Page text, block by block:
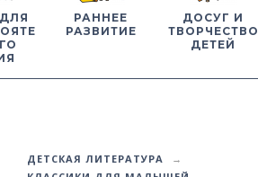
РАННЕЕ
РАЗВИТИЕ
ДОСУГ И
ТВОРЧЕСТВО
ДЕТЕЙ
ДЕТСКАЯ ЛИТЕРАТУРА